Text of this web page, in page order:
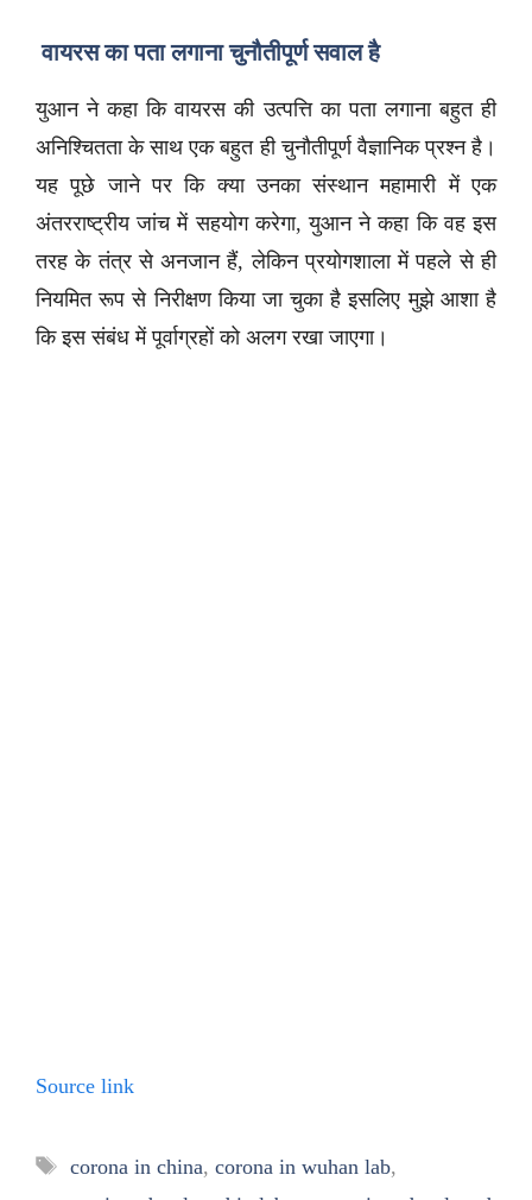
वायरस का पता लगाना चुनौतीपूर्ण सवाल है
युआन ने कहा कि वायरस की उत्पत्ति का पता लगाना बहुत ही
अनिश्चितता के साथ एक बहुत ही चुनौतीपूर्ण वैज्ञानिक प्रश्न है।
यह पूछे जाने पर कि क्या उनका संस्थान महामारी में एक
अंतरराष्ट्रीय जांच में सहयोग करेगा, युआन ने कहा कि वह इस
तरह के तंत्र से अनजान हैं, लेकिन प्रयोगशाला में पहले से ही
नियमित रूप से निरीक्षण किया जा चुका है इसलिए मुझे आशा है
कि इस संबंध में पूर्वाग्रहों को अलग रखा जाएगा।
Source link
Tags
corona in china, corona in wuhan lab,